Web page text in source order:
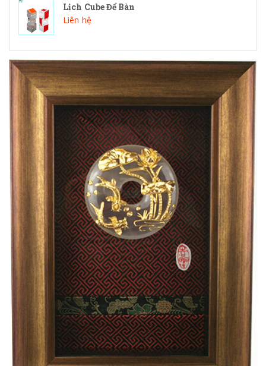
Lịch Cube Để Bàn
Liên hệ